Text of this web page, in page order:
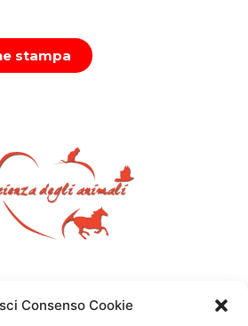
Consenso Cookie
stampa